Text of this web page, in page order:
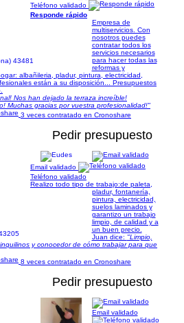
43481
Teléfono validado
Responde rápido
Empresa de
multiservicios. Con
nosotros puedes
contratar todos los
servicios necesarios
para hacer todas las
reformas y
albañileria, pladur, pintura, electricidad,
están a su disposición... Presupuestos
Nos han dejado la terraza increíble!
Muchas gracias por vuestra profesionalidad!"
3 veces contratado en Cronoshare
Pedir presupuesto
Email validado
Teléfono validado
Realizo todo tipo de trabajo:de paleta,
pladur, fontanería,
pintura, electricidad,
suelos laminados y
garantizo un trabajo
limpio, de calidad y a
un buen precio.
Juan dice: "Limpio,
y conocedor de cómo trabajar para que
8 veces contratado en Cronoshare
Pedir presupuesto
Email validado